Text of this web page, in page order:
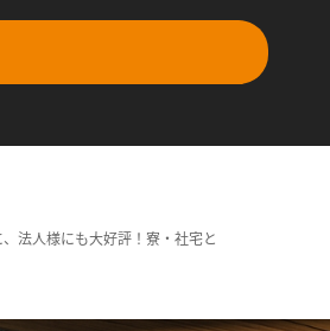
法人様にも大好評！寮・社宅と